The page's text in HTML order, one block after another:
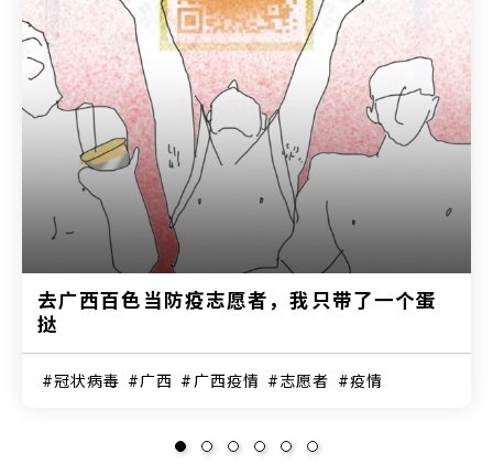
去广西百色当防疫志愿者，我只带了一个蛋
挞
冠状病毒 广西 广西疫情 志愿者 疫情